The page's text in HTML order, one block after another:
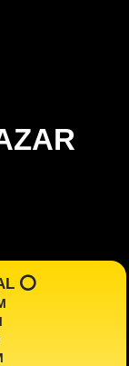
⭕️